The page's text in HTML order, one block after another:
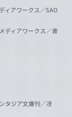
アワークス／SAO
ディアワークス／青
ジア文庫刊／冴